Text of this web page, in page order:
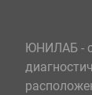
ЮНИЛАБ -